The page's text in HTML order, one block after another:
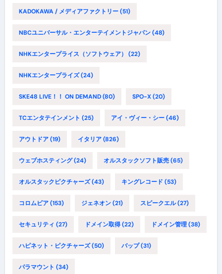
KADOKAWA / メディアファクトリー(51)
NBCユニバーサル・エンターテイメントジャパン(48)
NHKエンタープライス（ソフトウェア） (22)
NHKエンタープライズ(24)
SKE48 LIVE！！ ON DEMAND(80) SPO-X(20)
TCエンタテインメント (25) アイ・ヴィー・シー(46)
アウトドア(19) イタリア(826)
ウェブホスティング(24) オルスタックソフト販売(65)
オルスタックピクチャーズ(43) キングレコード (53)
コロムビア(153) ジェネオン(21) スピークエル(27)
セキュリティ (27) ドメイン取得(22) ドメイン管理(38)
ハピネット・ピクチャーズ(50) バップ(31)
パラマウント (34)